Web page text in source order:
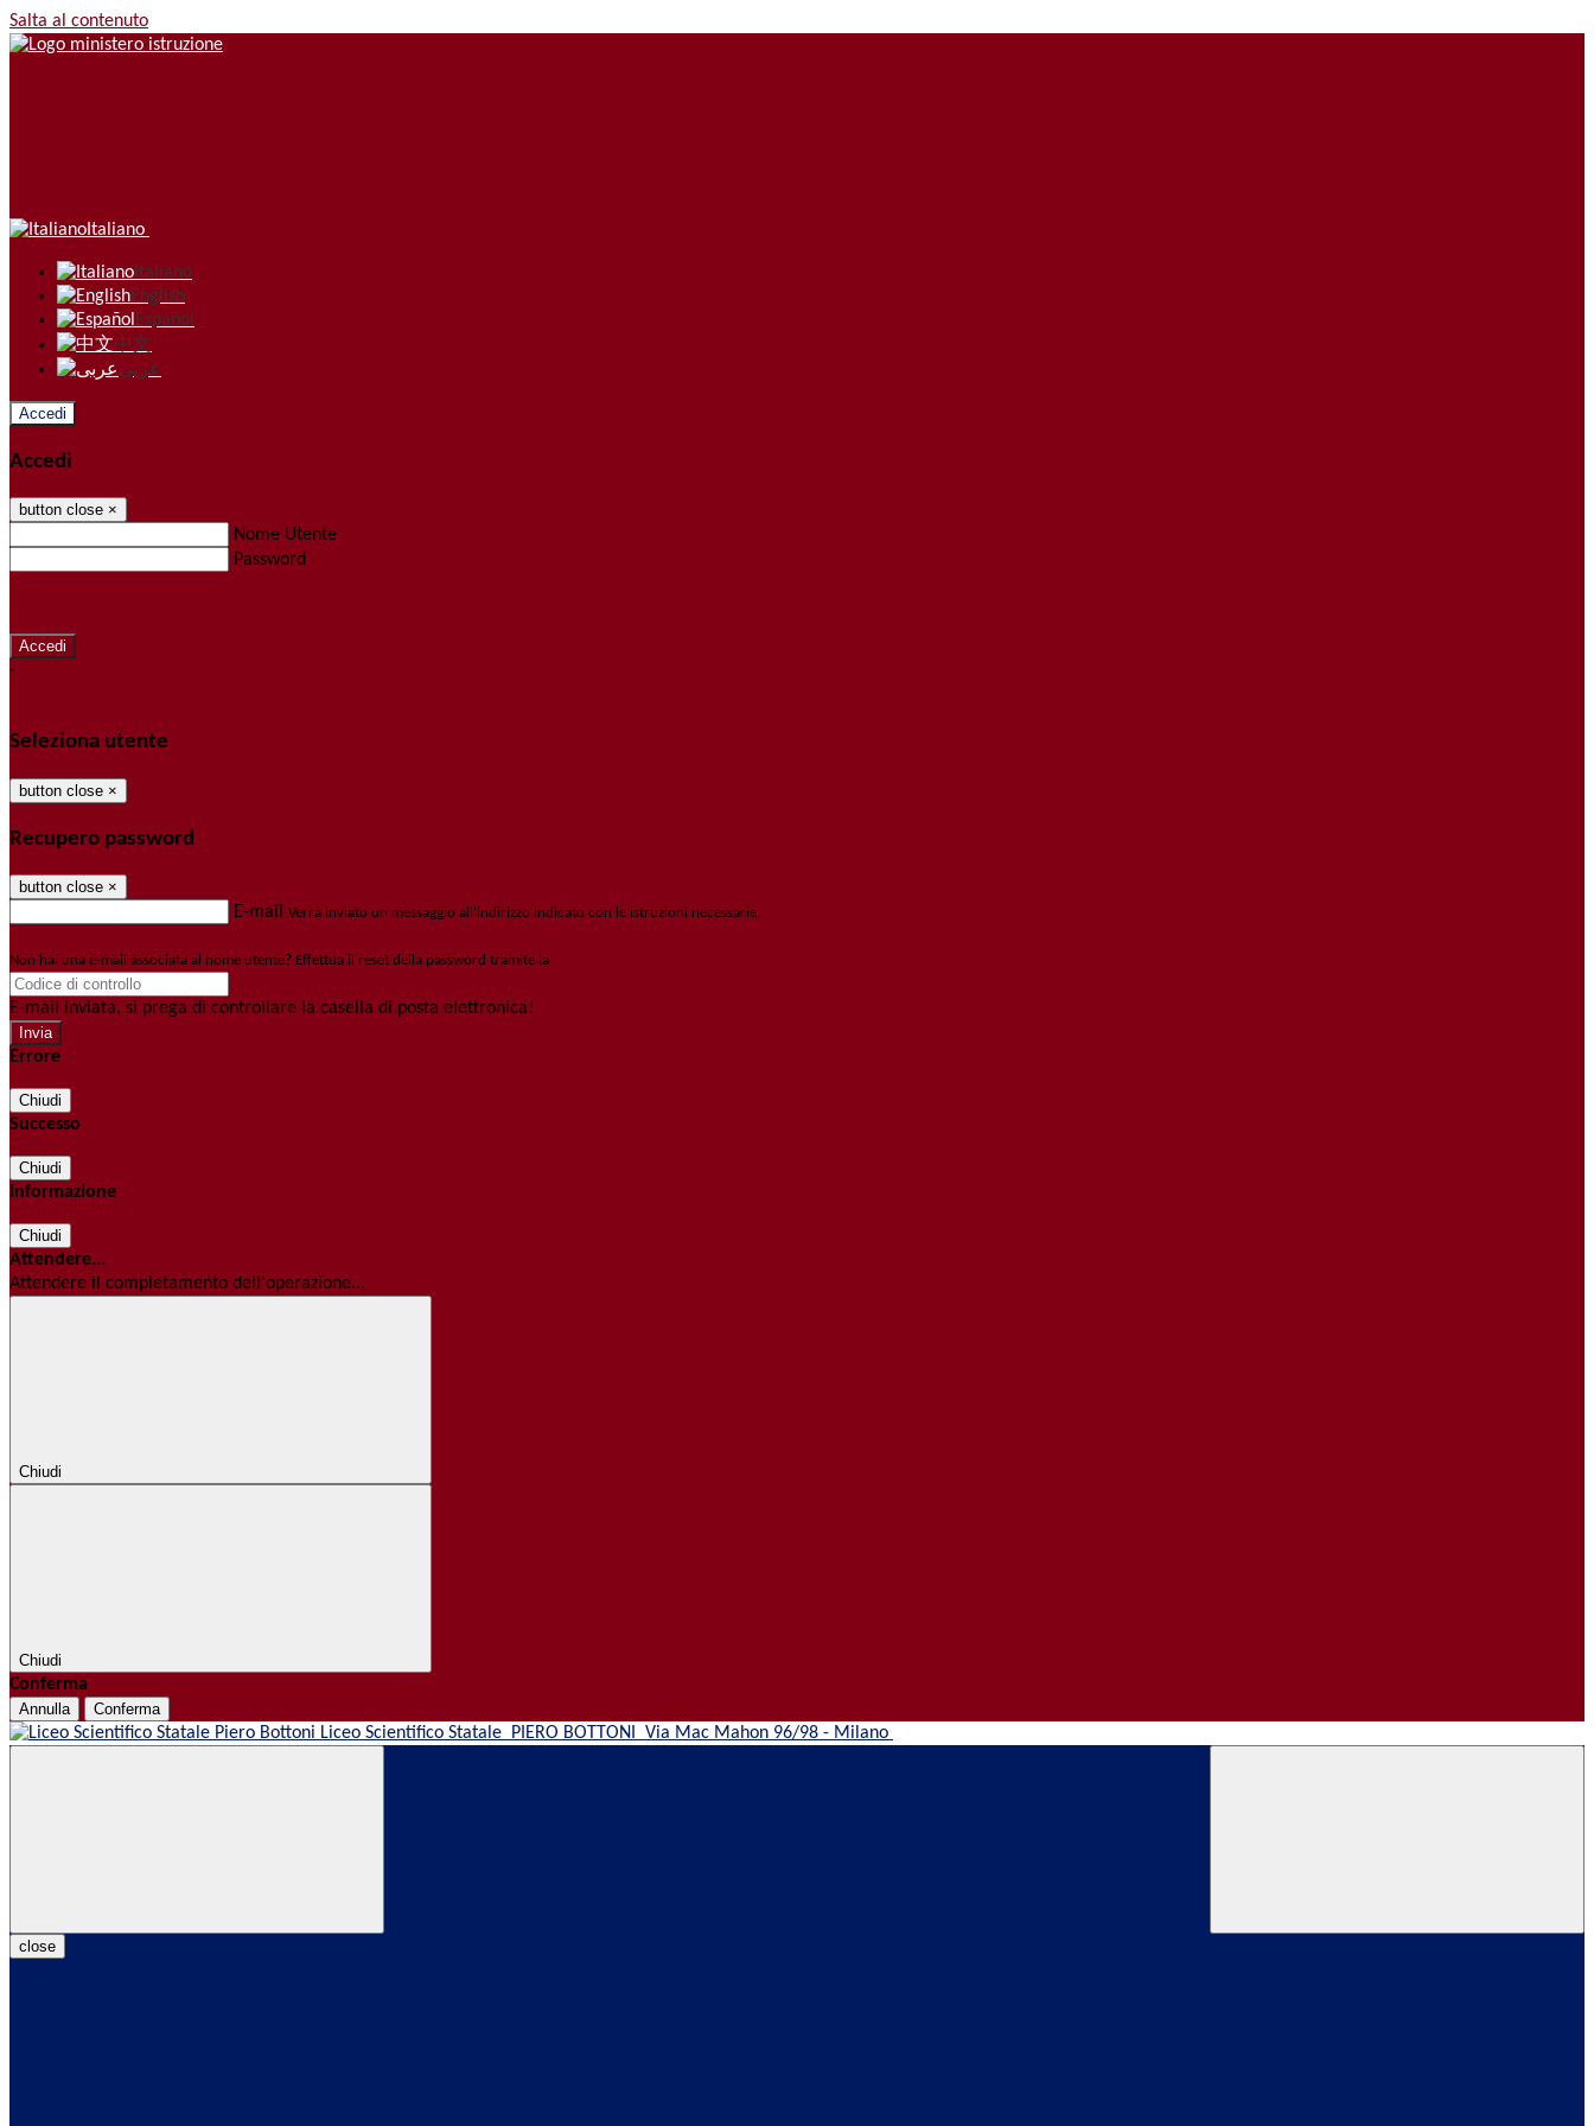
Salta al contenuto
Italiano
Italiano
English
Español
中文
عربى
Accedi
Accedi
button close ×
Nome Utente
Password
-
Seleziona utente
button close ×
Recupero password
button close ×
E-mail Verrà inviato un messaggio all'indirizzo indicato con le istruzioni necessarie.
Non hai una e-mail associata al nome utente? Effettua il reset della password tramite la
E-mail inviata, si prega di controllare la casella di posta elettronica!
Errore
Chiudi
Successo
Chiudi
Informazione
Chiudi
Attendere...
Attendere il completamento dell'operazione...
Chiudi
Chiudi
Conferma
Annulla Conferma
Liceo Scientifico Statale PIERO BOTTONI Via Mac Mahon 96/98 - Milano
close